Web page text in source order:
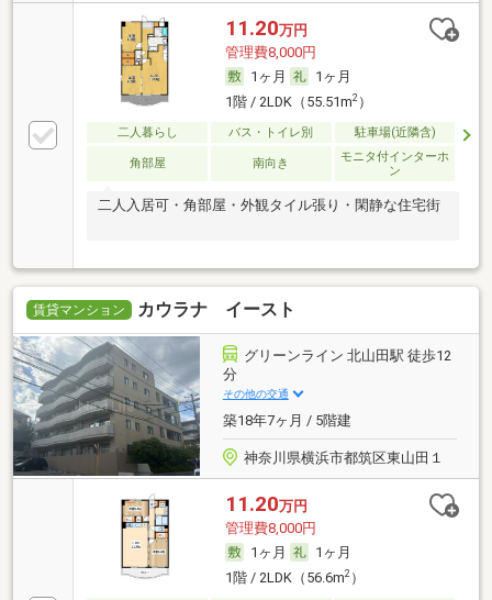
11.20万円
管理費8,000円
1ヶ月
1ヶ月
1階 / 2LDK（55.51m2）
二人暮らし バス・トイレ別 駐車場(近隣含)
角部屋 南向き
モニタ付インターホ
ン
二人入居可・角部屋・外観タイル張り・閑静な住宅街
賃貸マンション カウラナ イースト
グリーンライン 北山田駅 徒歩12
分
その他の交通
築18年7ヶ月 / 5階建
神奈川県横浜市都筑区東山田１
11.20万円
管理費8,000円
1ヶ月
1ヶ月
1階 / 2LDK（56.6m2）